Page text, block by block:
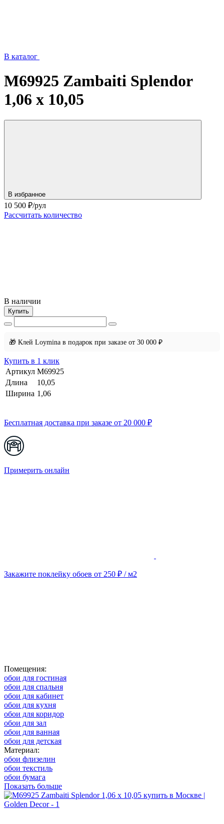
В каталог
M69925 Zambaiti Splendor
1,06 х 10,05
В избранное
10 500 ₽/рул
Рассчитать количество
В наличии
Купить
🎁 Клей Loymina в подарок при заказе от 30 000 ₽
Купить в 1 клик
Артикул M69925
Длина
10,05
Ширина 1,06
Бесплатная доставка при заказе от 20 000 ₽
Примерить онлайн
Закажите поклейку обоев от 250 ₽ / м2
Помещения:
обои для гостиная
обои для спальня
обои для кабинет
обои для кухня
обои для коридор
обои для зал
обои для ванная
обои для детская
Материал:
обои флизелин
обои текстиль
обои бумага
Показать больше